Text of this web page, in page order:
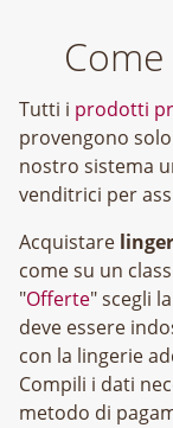
Tutti i prodotti
provengono
nostro sistema
venditrici per
Acquistare
come su un
"Offerte" scegli
deve essere
con la lingerie
Compili i dati
metodo di